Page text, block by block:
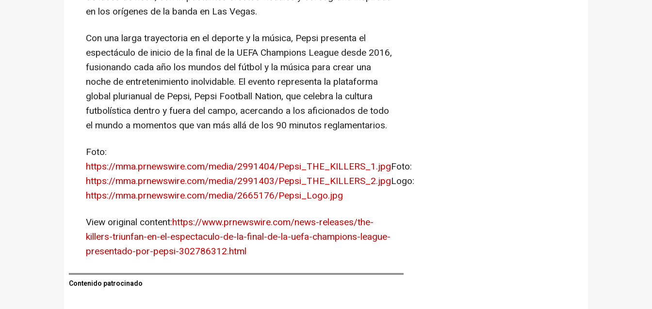
en los orígenes de la banda en Las Vegas.
Con una larga trayectoria en el deporte y la música, Pepsi presenta el
espectáculo de inicio de la final de la UEFA Champions League desde 2016,
fusionando cada año los mundos del fútbol y la música para crear una
noche de entretenimiento inolvidable. El evento representa la plataforma
global plurianual de Pepsi, Pepsi Football Nation, que celebra la cultura
futbolística dentro y fuera del campo, acercando a los aficionados de todo
el mundo a momentos que van más allá de los 90 minutos reglamentarios.
Foto:
https://mma.prnewswire.com/media/2991404/Pepsi_THE_KILLERS_1.jpgFoto:
https://mma.prnewswire.com/media/2991403/Pepsi_THE_KILLERS_2.jpgLogo:
https://mma.prnewswire.com/media/2665176/Pepsi_Logo.jpg
View original content:https://www.prnewswire.com/news-releases/the-
killers-triunfan-en-el-espectaculo-de-la-final-de-la-uefa-champions-league-
presentado-por-pepsi-302786312.html
Contenido patrocinado